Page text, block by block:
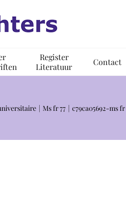
Register
Literatuur
Contact
Ms fr 77 c79ca05692-ms fr